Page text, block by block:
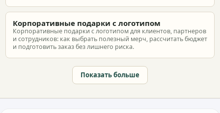
Корпоративные подарки с логотипом
Корпоративные подарки с логотипом для клиентов, партнеров
и сотрудников: как выбрать полезный мерч, рассчитать бюджет
и подготовить заказ без лишнего риска.
Показать больше